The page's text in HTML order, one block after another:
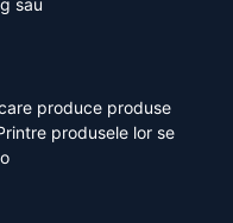
sau
produce produse
produsele lor se